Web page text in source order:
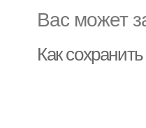
Вас может
Как